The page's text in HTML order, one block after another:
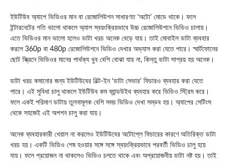
ইউটিউব অ্যাপে ভিডিওর মান বা রেজোলিউশন সাধারণত ‘অটো’ মোডে থাকে। ফলে
ইন্টারনেটের গতি ভালো থাকলে অ্যাপ স্বয়ংক্রিয়ভাবে উচ্চ রেজোলিউশনে ভিডিও চালায়।
এতে ভিডিওর মান ভালো হলেও ডাটা খরচ অনেক বেড়ে যায়। তাই মোবাইল ডাটা ব্যবহার
করলে 360p বা 480p রেজোলিউশনে ভিডিও দেখার অভ্যাস করা যেতে পারে। স্মার্টফোনের
ছোট স্ক্রিনে ভিডিওর মানের পার্থক্য খুব বেশি বোঝা যায় না, কিন্তু ডাটা সাশ্রয় হয় অনেক।
ডাটা খরচ কমানোর জন্য ইউটিউবের বিল্ট-ইন ‘ডাটা সেভার’ ফিচারও ব্যবহার করা যেতে
পারে। এই সুবিধা চালু থাকলে ইউটিউব কম ব্যান্ডউইথ ব্যবহার করে ভিডিও স্ট্রিম করে।
ফলে একই পরিমাণ ডাটায় তুলনামূলক বেশি সময় ভিডিও দেখা সম্ভব হয়। অ্যাপের সেটিংস
থেকে সহজেই এই অপশন চালু করা যায়।
অনেক ব্যবহারকারী খেয়াল না করলেও ইউটিউবের অটোপ্লে ফিচারের কারণে অতিরিক্ত ডাটা
খরচ হয়। একটি ভিডিও শেষ হওয়ার সঙ্গে সঙ্গে স্বয়ংক্রিয়ভাবে পরবর্তী ভিডিও চালু হয়ে
যায়। ফলে প্রয়োজন না থাকলেও ভিডিও চলতে থাকে এবং অপ্রয়োজনীয় ডাটা নষ্ট হয়। তাই